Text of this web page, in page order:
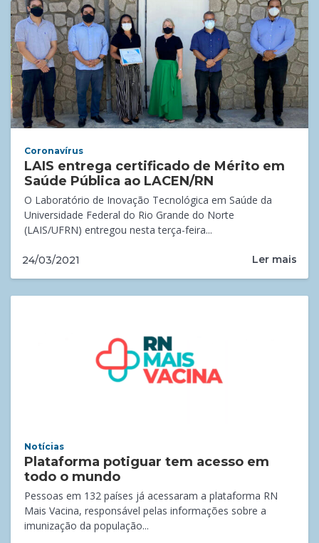
Coronavírus
LAIS entrega certificado de Mérito em
Saúde Pública ao LACEN/RN
O Laboratório de Inovação Tecnológica em Saúde da
Universidade Federal do Rio Grande do Norte
(LAIS/UFRN) entregou nesta terça-feira...
24/03/2021 Ler mais
Notícias
Plataforma potiguar tem acesso em
todo o mundo
Pessoas em 132 países já acessaram a plataforma RN
Mais Vacina, responsável pelas informações sobre a
imunização da população...